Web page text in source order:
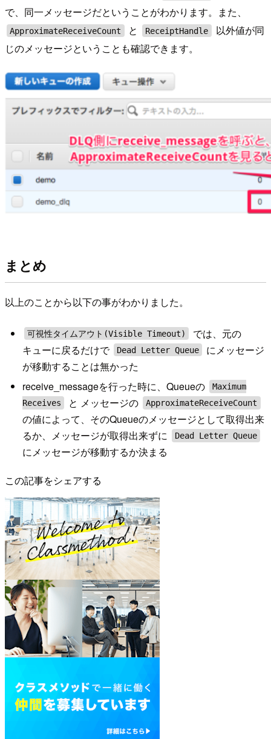
で、同一メッセージだということがわかります。また、
ApproximateReceiveCount と ReceiptHandle
以外値が同
じのメッセージということも確認できます。
まとめ
以上のことから以下の事がわかりました。
可視性タイムアウト(Visible Timeout)
では、元の
キューに戻るだけで
Dead Letter Queue
にメッセージ
が移動することは無かった
receive_messageを行った時に、Queueの
Maximum
Receives
と メッセージの ApproximateReceiveCount
の値によって、そのQueueのメッセージとして取得出来
るか、メッセージが取得出来ずに
Dead Letter Queue
にメッセージが移動するか決まる
この記事をシェアする